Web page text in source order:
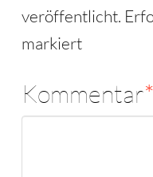
veröffentlicht.
markiert
Kommentar*